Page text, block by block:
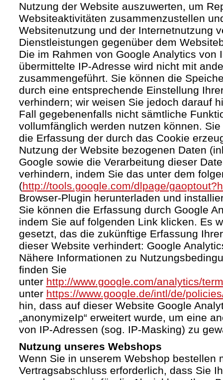
Nutzung der Website auszuwerten, um
Websiteaktivitäten zusammenzustellen
Websitenutzung und der Internetnutzung
Dienstleistungen gegenüber dem
Die im Rahmen von Google Analytics von
übermittelte IP-Adresse wird nicht mit
zusammengeführt. Sie können die
durch eine entsprechende Einstellung
verhindern; wir weisen Sie jedoch darauf
Fall gegebenenfalls nicht sämtliche
vollumfänglich werden nutzen können.
die Erfassung der durch das Cookie
Nutzung der Website bezogenen Daten
Google sowie die Verarbeitung dieser
verhindern, indem Sie das unter dem
(http://tools.google.com/dlpage/
Browser-Plugin herunterladen und
Sie können die Erfassung durch Google
indem Sie auf folgenden Link klicken. Es
gesetzt, das die zukünftige Erfassung
dieser Website verhindert: Google
Nähere Informationen zu
finden Sie
unter http://www.google.com/analytics/
unter https://www.google.de/intl/de/
hin, dass auf dieser Website Google
„anonymizeIp“ erweitert wurde, um eine
von IP-Adressen (sog. IP-Masking) zu
Nutzung unseres Webshops
Wenn Sie in unserem Webshop bestellen
Vertragsabschluss erforderlich, dass Sie